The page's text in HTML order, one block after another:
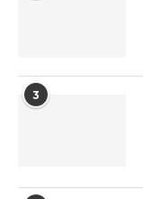
3